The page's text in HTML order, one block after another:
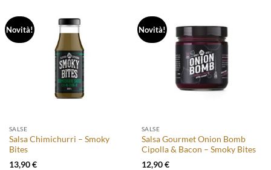
Novità!
SALSE
Salsa Chimichurri – Smoky
Bites
13,90€
Novità!
SALSE
Salsa Gourmet Onion Bomb
Cipolla & Bacon – Smoky Bites
12,90€